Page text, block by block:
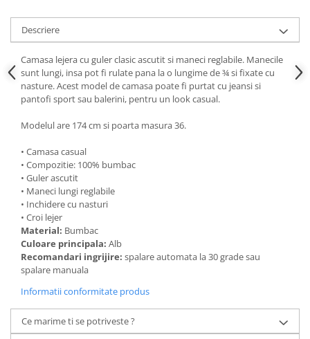
Descriere
Camasa lejera cu guler clasic ascutit si maneci reglabile. Manecile
sunt lungi, insa pot fi rulate pana la o lungime de ¾ si fixate cu
nasture. Acest model de camasa poate fi purtat cu jeansi si
pantofi sport sau balerini, pentru un look casual.
Modelul are 174 cm si poarta masura 36.
• Camasa casual
• Compozitie: 100% bumbac
• Guler ascutit
• Maneci lungi reglabile
• Inchidere cu nasturi
• Croi lejer
Material: Bumbac
Culoare principala: Alb
Recomandari ingrijire: spalare automata la 30 grade sau
spalare manuala
Informatii conformitate produs
Ce marime ti se potriveste ?